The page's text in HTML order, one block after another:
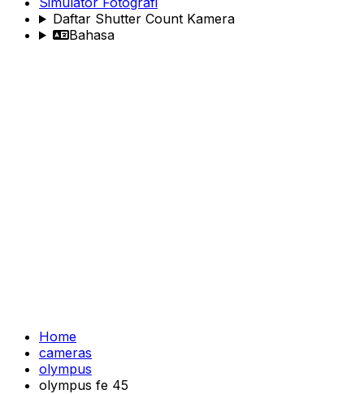
Daftar Shutter Count Kamera
Bahasa
Home
cameras
olympus
olympus fe 45